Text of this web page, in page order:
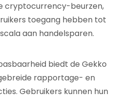
cryptocurrency-beurzen,
toegang hebben tot
aan handelsparen.
biedt de Gekko
rapportage- en
Gebruikers kunnen hun